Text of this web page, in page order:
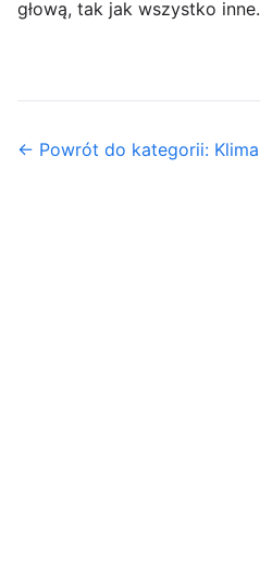
głową, tak jak wszystko inne.
← Powrót do kategorii: Klima